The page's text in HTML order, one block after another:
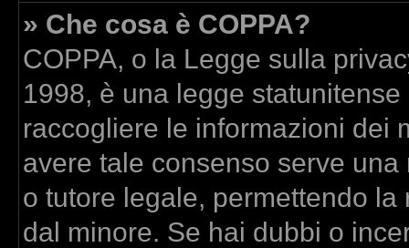
» Che cosa è COPPA?
COPPA, o la Legge sulla
1998, è una legge
raccogliere le informazioni dei
avere tale consenso serve
o tutore legale, permettendo
dal minore. Se hai dubbi o